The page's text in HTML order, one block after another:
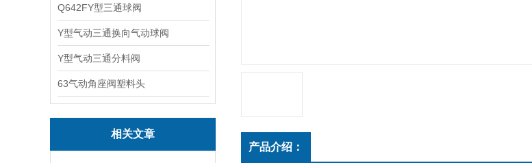
Q642FY型三通球阀
Y型气动三通换向气动球阀
Y型气动三通分料阀
63气动角座阀塑料头
相关文章
产品介绍：